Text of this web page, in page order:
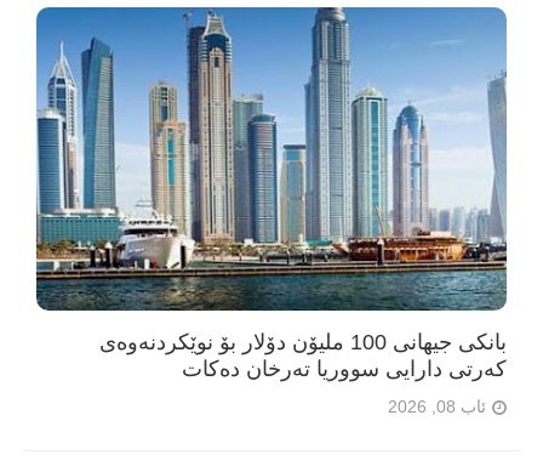
بانکی جیهانی 100 ملیۆن دۆلار بۆ نوێکردنەوەی
کەرتی دارایی سووریا تەرخان دەکات
ئاب 08, 2026